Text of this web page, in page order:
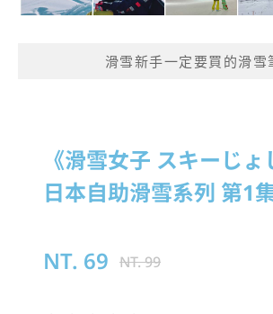
滑雪新手一定要買的滑雪